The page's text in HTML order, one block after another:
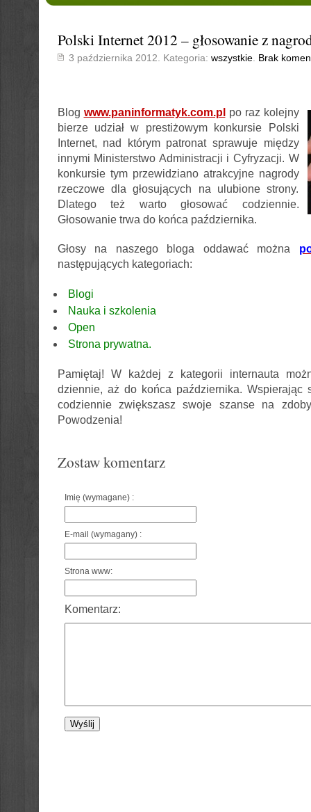
Polski Internet 2012 – głosowanie z
3 października 2012. Kategoria: wszystkie. Brak
Blog www.paninformatyk.com.pl po raz kolejny
bierze udział w prestiżowym konkursie Polski
Internet, nad którym patronat sprawuje między
innymi Ministerstwo Administracji i Cyfryzacji. W
konkursie tym przewidziano atrakcyjne nagrody
rzeczowe dla głosujących na ulubione strony.
Dlatego też warto głosować codziennie.
Głosowanie trwa do końca października.
Głosy na naszego bloga oddawać można
następujących kategoriach:
Blogi
Nauka i szkolenia
Open
Strona prywatna.
Pamiętaj! W każdej z kategorii internauta
dziennie, aż do końca października. Wspierając
codziennie zwiększasz swoje szanse na
Powodzenia!
Zostaw komentarz
Imię (wymagane) :
E-mail (wymagany) :
Strona www:
Komentarz: